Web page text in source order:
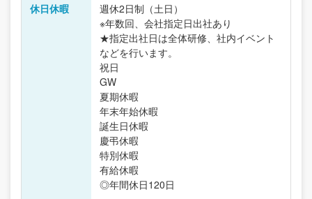
休日休暇
週休2日制（土日）
※年数回、会社指定日出社あり
★指定出社日は全体研修、社内イベント
などを行います。
祝日
GW
夏期休暇
年末年始休暇
誕生日休暇
慶弔休暇
特別休暇
有給休暇
◎年間休日120日